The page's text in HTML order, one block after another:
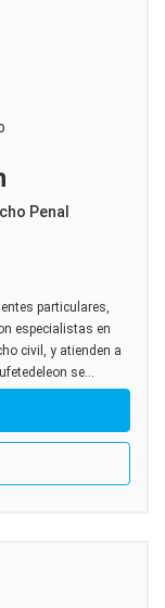
Penal
particulares,
especialistas en
civil, y atienden a
se...